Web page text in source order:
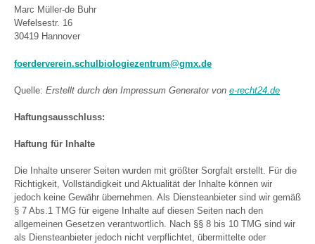
Marc Müller-de Buhr
Wefelsestr. 16
30419 Hannover
foerderverein.schulbiologiezentrum@gmx.de
Quelle: Erstellt durch den Impressum Generator von e-recht24.de
Haftungsausschluss:
Haftung für Inhalte
Die Inhalte unserer Seiten wurden mit größter Sorgfalt erstellt. Für die
Richtigkeit, Vollständigkeit und Aktualität der Inhalte können wir
jedoch keine Gewähr übernehmen. Als Diensteanbieter sind wir gemäß
§ 7 Abs.1 TMG für eigene Inhalte auf diesen Seiten nach den
allgemeinen Gesetzen verantwortlich. Nach §§ 8 bis 10 TMG sind wir
als Diensteanbieter jedoch nicht verpflichtet, übermittelte oder